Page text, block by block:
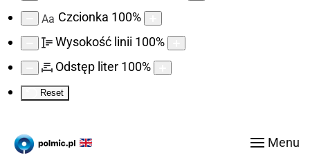
Aa Czcionka 100%
Wysokość linii 100%
Odstęp liter 100%
Reset
Menu